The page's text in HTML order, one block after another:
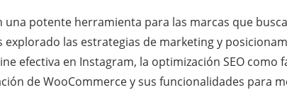
potente herramienta para las marcas que
las estrategias de marketing y
efectiva en Instagram, la optimización SEO como
de WooCommerce y sus funcionalidades para